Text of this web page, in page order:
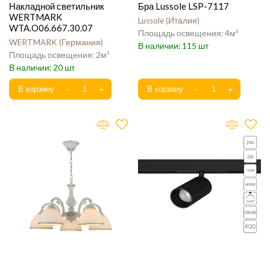
Накладной светильник
WERTMARK
WTA.O06.667.30.07
WERTMARK Германия
2
20
Бра Lussole LSP-7117
Lussole Италия
4
115